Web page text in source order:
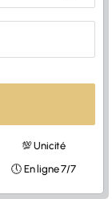
💯 Unicité
🕔 En ligne 7/7